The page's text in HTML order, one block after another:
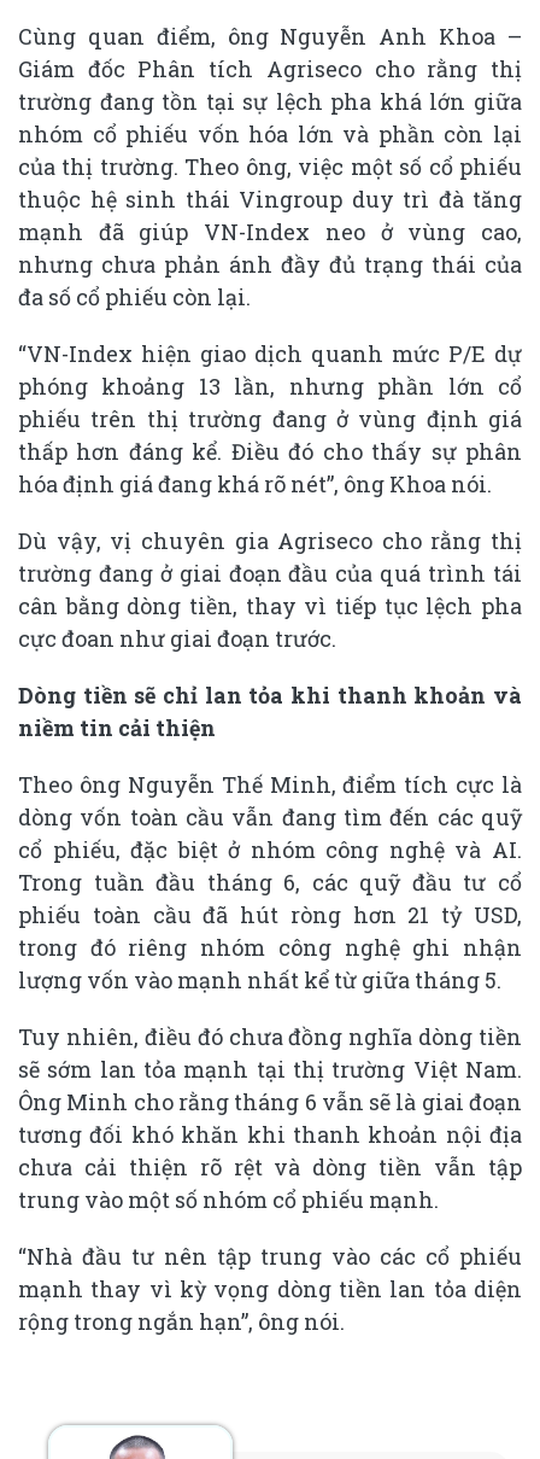
Cùng quan điểm, ông Nguyễn Anh Khoa –
Giám đốc Phân tích Agriseco cho rằng thị
trường đang tồn tại sự lệch pha khá lớn giữa
nhóm cổ phiếu vốn hóa lớn và phần còn lại
của thị trường. Theo ông, việc một số cổ phiếu
thuộc hệ sinh thái Vingroup duy trì đà tăng
mạnh đã giúp VN-Index neo ở vùng cao,
nhưng chưa phản ánh đầy đủ trạng thái của
đa số cổ phiếu còn lại.
“VN-Index hiện giao dịch quanh mức P/E dự
phóng khoảng 13 lần, nhưng phần lớn cổ
phiếu trên thị trường đang ở vùng định giá
thấp hơn đáng kể. Điều đó cho thấy sự phân
hóa định giá đang khá rõ nét”, ông Khoa nói.
Dù vậy, vị chuyên gia Agriseco cho rằng thị
trường đang ở giai đoạn đầu của quá trình tái
cân bằng dòng tiền, thay vì tiếp tục lệch pha
cực đoan như giai đoạn trước.
Dòng tiền sẽ chỉ lan tỏa khi thanh khoản và
niềm tin cải thiện
Theo ông Nguyễn Thế Minh, điểm tích cực là
dòng vốn toàn cầu vẫn đang tìm đến các quỹ
cổ phiếu, đặc biệt ở nhóm công nghệ và AI.
Trong tuần đầu tháng 6, các quỹ đầu tư cổ
phiếu toàn cầu đã hút ròng hơn 21 tỷ USD,
trong đó riêng nhóm công nghệ ghi nhận
lượng vốn vào mạnh nhất kể từ giữa tháng 5.
Tuy nhiên, điều đó chưa đồng nghĩa dòng tiền
sẽ sớm lan tỏa mạnh tại thị trường Việt Nam.
Ông Minh cho rằng tháng 6 vẫn sẽ là giai đoạn
tương đối khó khăn khi thanh khoản nội địa
chưa cải thiện rõ rệt và dòng tiền vẫn tập
trung vào một số nhóm cổ phiếu mạnh.
“Nhà đầu tư nên tập trung vào các cổ phiếu
mạnh thay vì kỳ vọng dòng tiền lan tỏa diện
rộng trong ngắn hạn”, ông nói.